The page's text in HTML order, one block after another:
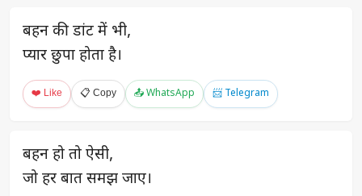
बहन की डांट में भी,
प्यार छुपा होता है।
❤️ Like 📋 Copy 📤 WhatsApp 📨 Telegram
बहन हो तो ऐसी,
जो हर बात समझ जाए।